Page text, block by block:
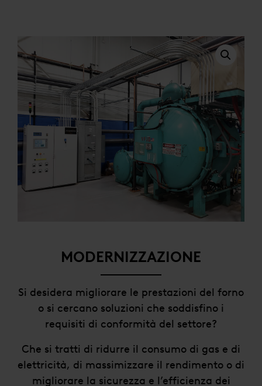
MODERNIZZAZIONE
Si desidera migliorare le prestazioni del forno
o si cercano soluzioni che soddisfino i
requisiti di conformità del settore?
Che si tratti di ridurre il consumo di gas e di
elettricità, di massimizzare il rendimento o di
migliorare la sicurezza e l’efficienza dei